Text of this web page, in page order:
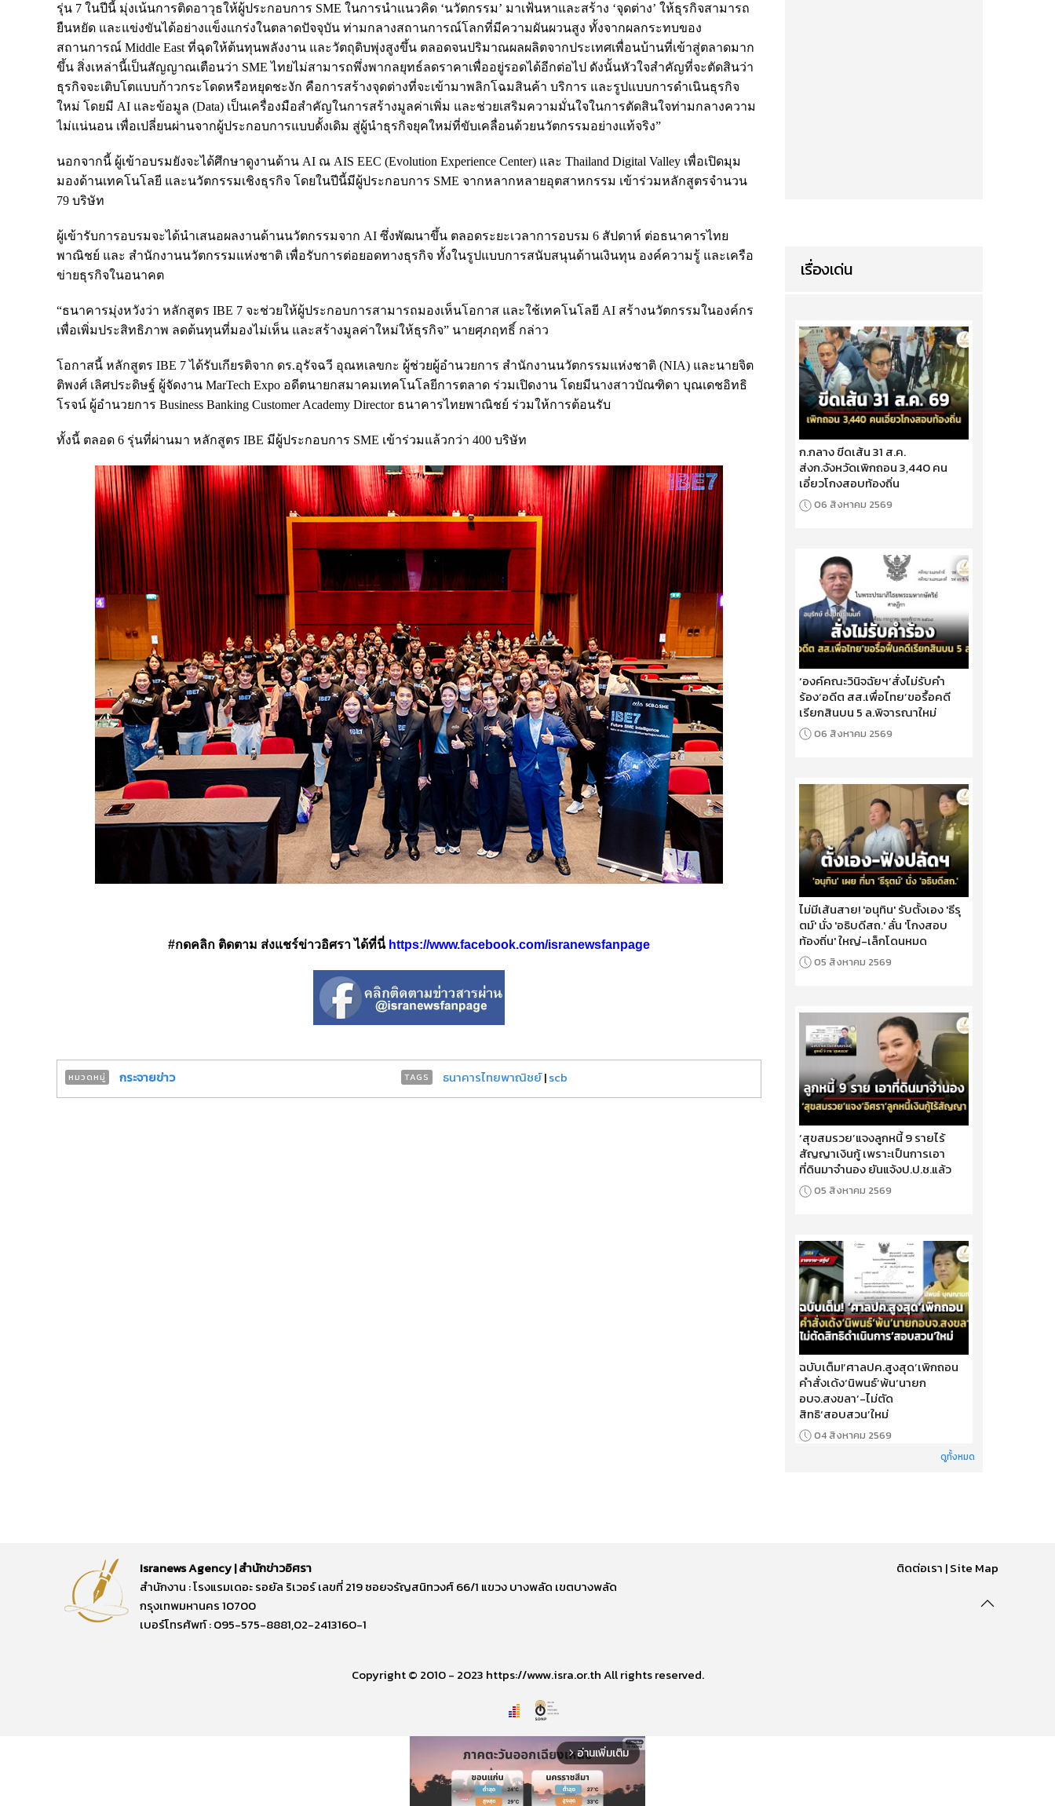
รุ่น 7 ในปีนี้ มุ่งเน้นการติดอาวุธให้ผู้ประกอบการ SME ในการนำแนวคิด ‘นวัตกรรม’ มาเฟ้นหาและสร้าง ‘จุดต่าง’ ให้ธุรกิจสามารถ
ยืนหยัด และแข่งขันได้อย่างแข็งแกร่งในตลาดปัจจุบัน ท่ามกลางสถานการณ์โลกที่มีความผันผวนสูง ทั้งจากผลกระทบของ
สถานการณ์ Middle East ที่ฉุดให้ต้นทุนพลังงาน และวัตถุดิบพุ่งสูงขึ้น ตลอดจนปริมาณผลผลิตจากประเทศเพื่อนบ้านที่เข้าสู่ตลาดมาก
ขึ้น สิ่งเหล่านี้เป็นสัญญาณเตือนว่า SME ไทยไม่สามารถพึ่งพากลยุทธ์ลดราคาเพื่ออยู่รอดได้อีกต่อไป ดังนั้นหัวใจสำคัญที่จะตัดสินว่า
ธุรกิจจะเติบโตแบบก้าวกระโดดหรือหยุดชะงัก คือการสร้างจุดต่างที่จะเข้ามาพลิกโฉมสินค้า บริการ และรูปแบบการดำเนินธุรกิจ
ใหม่ โดยมี AI และข้อมูล (Data) เป็นเครื่องมือสำคัญในการสร้างมูลค่าเพิ่ม และช่วยเสริมความมั่นใจในการตัดสินใจท่ามกลางความ
ไม่แน่นอน เพื่อเปลี่ยนผ่านจากผู้ประกอบการแบบดั้งเดิม สู่ผู้นำธุรกิจยุคใหม่ที่ขับเคลื่อนด้วยนวัตกรรมอย่างแท้จริง”
นอกจากนี้ ผู้เข้าอบรมยังจะได้ศึกษาดูงานด้าน AI ณ AIS EEC (Evolution Experience Center) และ Thailand Digital Valley เพื่อเปิดมุม
มองด้านเทคโนโลยี และนวัตกรรมเชิงธุรกิจ โดยในปีนี้มีผู้ประกอบการ SME จากหลากหลายอุตสาหกรรม เข้าร่วมหลักสูตรจำนวน
79 บริษัท
ผู้เข้ารับการอบรมจะได้นำเสนอผลงานด้านนวัตกรรมจาก AI ซึ่งพัฒนาขึ้น ตลอดระยะเวลาการอบรม 6 สัปดาห์ ต่อธนาคารไทย
พาณิชย์ และ สำนักงานนวัตกรรมแห่งชาติ เพื่อรับการต่อยอดทางธุรกิจ ทั้งในรูปแบบการสนับสนุนด้านเงินทุน องค์ความรู้ และเครือ
ข่ายธุรกิจในอนาคต
“ธนาคารมุ่งหวังว่า หลักสูตร IBE 7 จะช่วยให้ผู้ประกอบการสามารถมองเห็นโอกาส และใช้เทคโนโลยี AI สร้างนวัตกรรมในองค์กร
เพื่อเพิ่มประสิทธิภาพ ลดต้นทุนที่มองไม่เห็น และสร้างมูลค่าใหม่ให้ธุรกิจ” นายศุภฤทธิ์ กล่าว
โอกาสนี้ หลักสูตร IBE 7 ได้รับเกียรติจาก ดร.อุรัจฉวี อุณหเลขกะ ผู้ช่วยผู้อำนวยการ สำนักงานนวัตกรรมแห่งชาติ (NIA) และนายจิต
ติพงศ์ เลิศประดิษฐ์ ผู้จัดงาน MarTech Expo อดีตนายกสมาคมเทคโนโลยีการตลาด ร่วมเปิดงาน โดยมีนางสาวบัณฑิดา บุณเดชอิทธิ
โรจน์ ผู้อำนวยการ Business Banking Customer Academy Director ธนาคารไทยพาณิชย์ ร่วมให้การต้อนรับ
ทั้งนี้ ตลอด 6 รุ่นที่ผ่านมา หลักสูตร IBE มีผู้ประกอบการ SME เข้าร่วมแล้วกว่า 400 บริษัท
#กดคลิก ติดตาม ส่งแชร์ข่าวอิศรา ได้ที่นี่ https://www.facebook.com/isranewsfanpage
หมวดหมู่ กระจายข่าว TAGS ธนาคารไทยพาณิชย์|scb
เรื่องเด่น
ก.กลาง ขีดเส้น 31 ส.ค.
ส่งก.จังหวัดเพิกถอน 3,440 คน
เอี่ยวโกงสอบท้องถิ่น
06 สิงหาคม 2569
‘องค์คณะวินิจฉัยฯ’สั่งไม่รับคำ
ร้อง‘อดีต สส.เพื่อไทย’ขอรื้อคดี
เรียกสินบน 5 ล.พิจารณาใหม่
06 สิงหาคม 2569
ไม่มีเส้นสาย! 'อนุทิน' รับตั้งเอง 'ธีรุ
ตม์' นั่ง 'อธิบดีสถ.' ลั่น 'โกงสอบ
ท้องถิ่น' ใหญ่-เล็กโดนหมด
05 สิงหาคม 2569
‘สุขสมรวย’แจงลูกหนี้ 9 รายไร้
สัญญาเงินกู้ เพราะเป็นการเอา
ที่ดินมาจำนอง ยันแจ้งป.ป.ช.แล้ว
05 สิงหาคม 2569
ฉบับเต็ม!‘ศาลปค.สูงสุด’เพิกถอน
คำสั่งเด้ง‘นิพนธ์’พ้น‘นายก
อบจ.สงขลา’-ไม่ตัด
สิทธิ‘สอบสวน’ใหม่
04 สิงหาคม 2569
ดูทั้งหมด
Isranews Agency | สำนักข่าวอิศรา
สำนักงาน : โรงแรมเดอะ รอยัล ริเวอร์ เลขที่ 219 ซอยจรัญสนิทวงศ์ 66/1 แขวง บางพลัด เขตบางพลัด
กรุงเทพมหานคร 10700
เบอร์โทรศัพท์ : 095-575-8881,02-2413160-1
ติดต่อเรา |Site Map
Copyright © 2010 - 2023 https://www.isra.or.th All rights reserved.
arrow_forward_ios อ่านเพิ่มเติม